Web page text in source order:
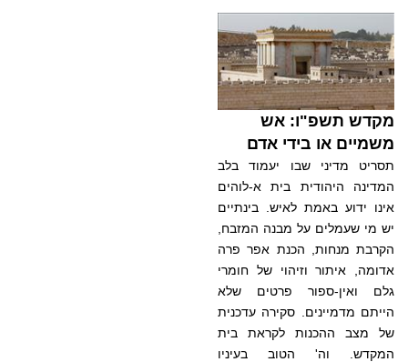
מקדש תשפ"ו: אש
משמיים או בידי אדם
תסריט מדיני שבו יעמוד בלב
המדינה היהודית בית א-לוהים
אינו ידוע באמת לאיש. בינתיים
יש מי שעמלים על מבנה המזבח,
הקרבת מנחות, הכנת אפר פרה
אדומה, איתור וזיהוי של חומרי
גלם ואין-ספור פרטים שלא
הייתם מדמיינים. סקירה עדכנית
של מצב ההכנות לקראת בית
המקדש. וה' הטוב בעיניו